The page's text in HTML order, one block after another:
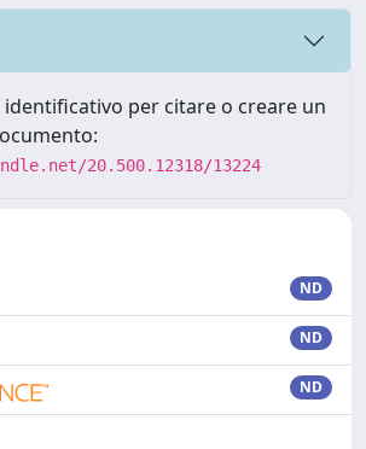
per citare o creare un
20.500.12318/13224
ND
ND
ND